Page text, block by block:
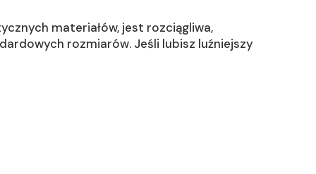
materiałów, jest rozciągliwa,
rozmiarów. Jeśli lubisz luźniejszy